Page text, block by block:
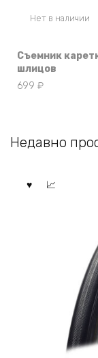
Нет в наличии
Съемник
шлицов
699 ₽
Недавно